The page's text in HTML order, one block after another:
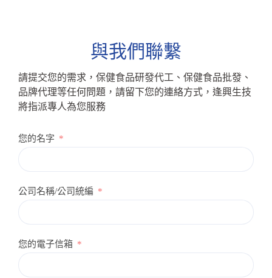
與我們聯繫
請提交您的需求，保健食品研發代工、保健食品批發、
品牌代理等任何問題，請留下您的連絡方式，逢興生技
將指派專人為您服務
您的名字
公司名稱/公司統編
您的電子信箱